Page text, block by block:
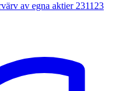
av egna aktier 231123